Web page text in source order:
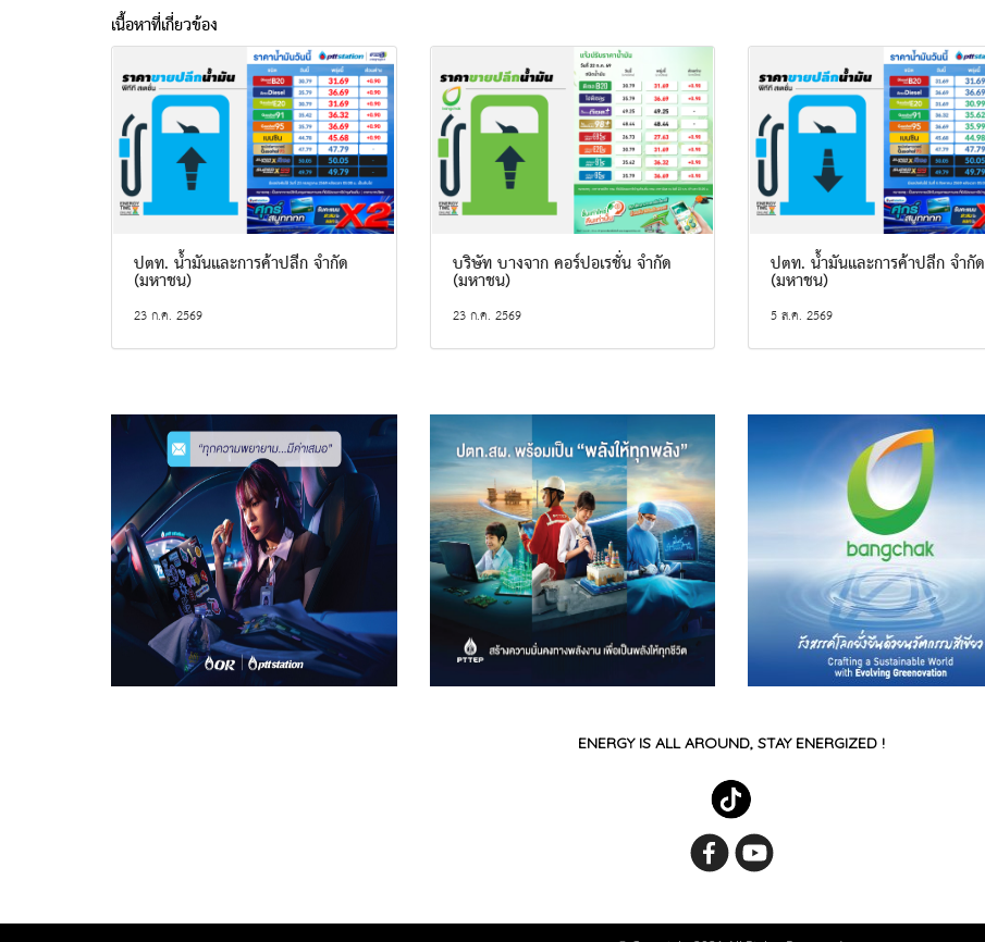
เนื้อหาที่เกี่ยวข้อง
ปตท. น้ำมันและการค้าปลีก จำกัด
(มหาชน)
23 ก.ค. 2569
บริษัท บางจาก คอร์ปอเรชั่น จำกัด
(มหาชน)
23 ก.ค. 2569
ปตท. น้ำมันและการค้าปลีก จำกัด
(มหาชน)
5 ส.ค. 2569
ENERGY IS ALL AROUND, STAY ENERGIZED !